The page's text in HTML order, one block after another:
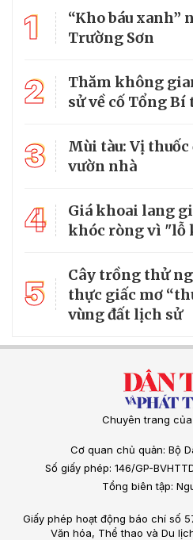
1
“Kho báu xanh”
Trường Sơn
2
Thăm không
sử về cố Tổng
3
Mùi tàu: Vị
vườn nhà
4
Giá khoai lang
khóc ròng vì "lỗ
5
Cây trồng thử
thực giấc mơ
vùng đất lịch sử
Chuyên trang
Cơ quan chủ quản: Bộ
Số giấy phép: 146/GP-
Tổng biên tập:
Giấy phép hoạt động báo chí số
Văn hóa, Thể thao và Du